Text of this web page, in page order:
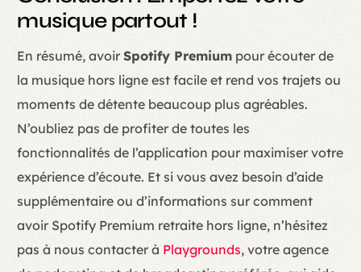
musique partout !
En résumé, avoirSpotify Premium pour écouter de
la musique hors ligne est facile et rend vos trajets ou
moments de détente beaucoup plus agréables.
N’oubliez pas de profiter de toutes les
fonctionnalités de l’application pour maximiser votre
expérience d’écoute. Et si vous avez besoin d’aide
supplémentaire ou d’informations sur comment
avoir Spotify Premium retraite hors ligne, n’hésitez
pas à nous contacter à Playgrounds, votre agence